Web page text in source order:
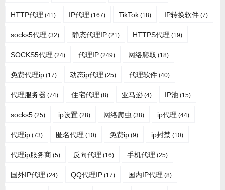
HTTP代理 (41) IP代理 (167) TikTok (18) IP转换软件 (7)
socks5代理 (32) 静态代理IP (21) HTTPS代理 (19)
SOCKS5代理 (24) 代理IP (249) 网络爬取 (18)
免费代理ip (17) 动态ip代理 (25) 代理软件 (40)
代理服务器 (74) 住宅代理 (8) 亚马逊 (4) IP池 (15)
socks5 (25) ip设置 (28) 网络爬虫 (38) ip代理 (44)
代理ip (73) 匿名代理 (10) 免费ip (9) ip封禁 (10)
代理ip服务商 (5) 反向代理 (16) 手机代理 (25)
国外IP代理 (24) QQ代理IP (17) 国内IP代理 (8)